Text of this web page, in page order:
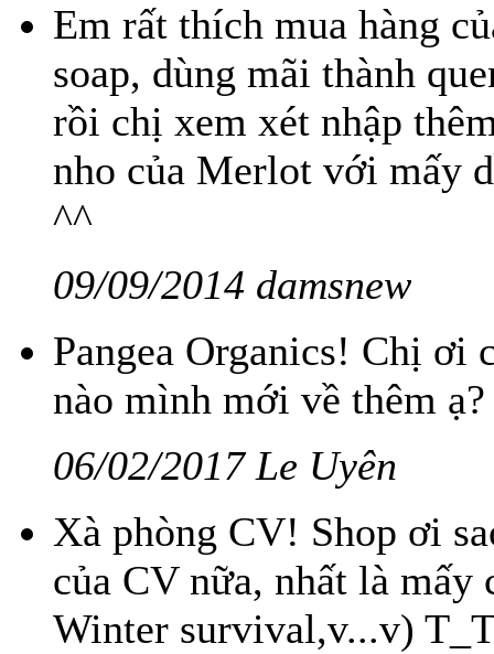
Em rất thích mua hàng
soap, dùng mãi thành
rồi chị xem xét nhập
nho của Merlot với mấy
^^
09/09/2014 damsnew
Pangea Organics! Chị ơi
nào mình mới về thêm
06/02/2017 Le Uyên
Xà phòng CV! Shop ơi
của CV nữa, nhất là
Winter survival,v...v)